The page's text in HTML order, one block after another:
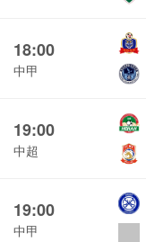
18:00
中甲
19:00
中超
19:00
中甲